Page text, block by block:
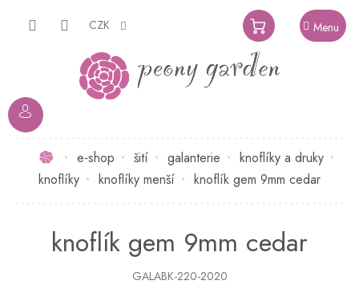
CZK
NÁKUPNÍ
KOŠÍK
Domůe-shop šití galanterie
knoflíky a druky
knoflíky
knoflíky menší knoflík gem 9mm cedar
knoflík gem 9mm cedar
GALABK-220-2020